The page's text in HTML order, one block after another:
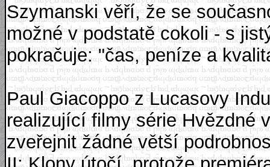
Szymanski věří, že se
možné v podstatě cokoli - s
pokračuje: "čas, peníze a
Paul Giacoppo z Lucasovy
realizující filmy série Hvězdné
zveřejnit žádné větší